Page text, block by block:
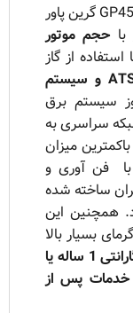
ژنراتور گازسوز مدل قدرتمند GP45-NG/LPG گرین پاور
حجم موتور
استفاده از گاز
دارای تابلو ATS و سیستم
سیستم برق
سراسری به
میزان
با فن آوری و
ساخته شده
همچنین این
بسیار بالا
گارانتی 1 ساله یا
موتور و 10 سال خدمات پس از